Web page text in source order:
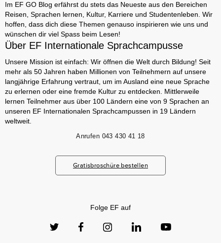
Im EF GO Blog erfährst du stets das Neueste aus den Bereichen
Reisen, Sprachen lernen, Kultur, Karriere und Studentenleben. Wir
hoffen, dass dich diese Themen genauso inspirieren wie uns und
wünschen dir viel Spass beim Lesen!
Über EF Internationale Sprachcampusse
Unsere Mission ist einfach: Wir öffnen die Welt durch Bildung! Seit
mehr als 50 Jahren haben Millionen von Teilnehmern auf unsere
langjährige Erfahrung vertraut, um im Ausland eine neue Sprache
zu erlernen oder eine fremde Kultur zu entdecken. Mittlerweile
lernen Teilnehmer aus über 100 Ländern eine von 9 Sprachen an
unseren EF Internationalen Sprachcampussen in 19 Ländern
weltweit.
Anrufen 043 430 41 18
Gratisbroschüre bestellen
Folge EF auf